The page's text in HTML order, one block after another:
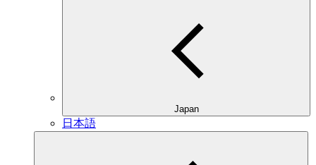
Japan
日本語